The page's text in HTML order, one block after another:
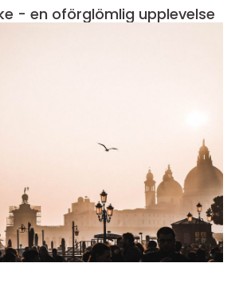
- en oförglömlig upplevelse